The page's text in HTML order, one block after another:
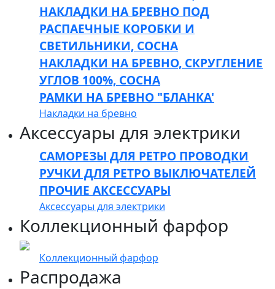
НАКЛАДКИ НА БРЕВНО ПОД
РАСПАЕЧНЫЕ КОРОБКИ И
СВЕТИЛЬНИКИ, СОСНА
НАКЛАДКИ НА БРЕВНО, СКРУГЛЕНИЕ
УГЛОВ 100%, СОСНА
РАМКИ НА БРЕВНО "БЛАНКА'
Накладки на бревно
Аксессуары для электрики
САМОРЕЗЫ ДЛЯ РЕТРО ПРОВОДКИ
РУЧКИ ДЛЯ РЕТРО ВЫКЛЮЧАТЕЛЕЙ
ПРОЧИЕ АКСЕССУАРЫ
Аксессуары для электрики
Коллекционный фарфор
Коллекционный фарфор
Распродажа